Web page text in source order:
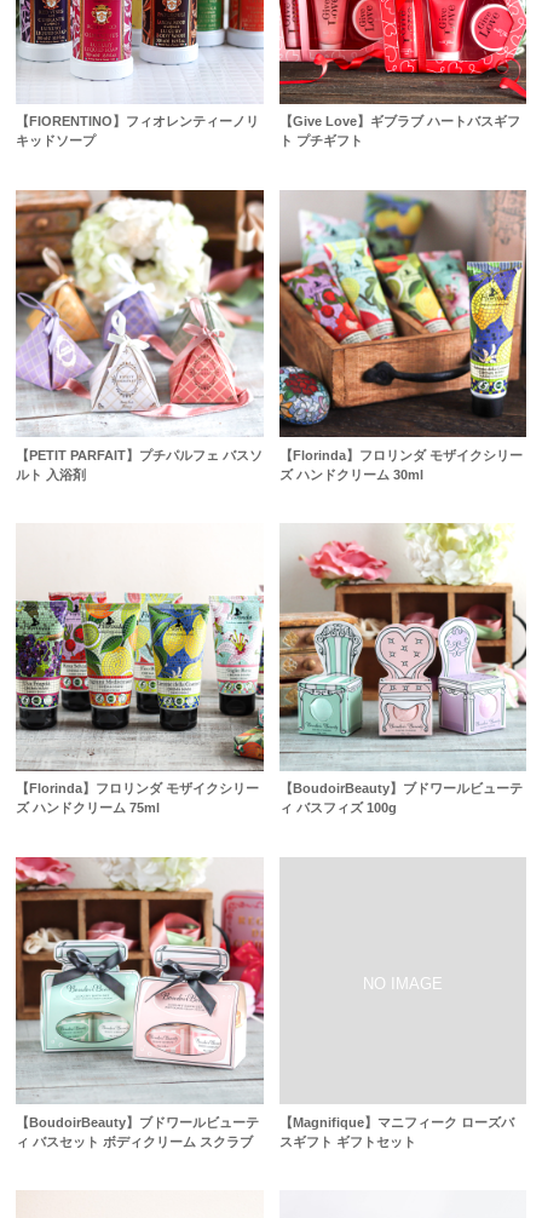
【FIORENTINO】フィオレンティーノリ
キッドソープ
【Give Love】ギブラブ ハートバスギフ
ト プチギフト
【PETIT PARFAIT】プチパルフェ バスソ
ルト 入浴剤
【Florinda】フロリンダ モザイクシリー
ズ ハンドクリーム 30ml
【Florinda】フロリンダ モザイクシリー
ズ ハンドクリーム 75ml
【BoudoirBeauty】ブドワールビューテ
ィ バスフィズ 100g
【BoudoirBeauty】ブドワールビューテ
ィ バスセット ボディクリーム スクラブ
【Magnifique】マニフィーク ローズバ
スギフト ギフトセット